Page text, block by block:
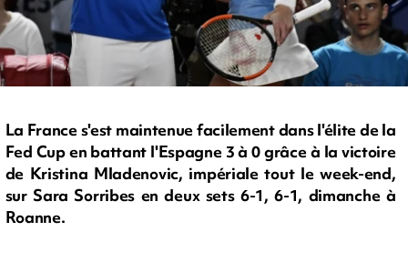
La France s'est maintenue facilement dans l'élite de la
Fed Cup en battant l'Espagne 3 à 0 grâce à la victoire
de Kristina Mladenovic, impériale tout le week-end,
sur Sara Sorribes en deux sets 6-1, 6-1, dimanche à
Roanne.